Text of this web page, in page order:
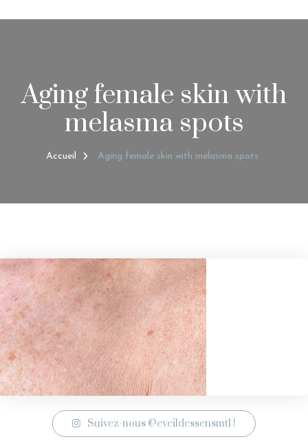
Aging female skin with
melasma spots
Accueil Aging female skin with melasma spots
Suivez-nous @eveildessensmtl !